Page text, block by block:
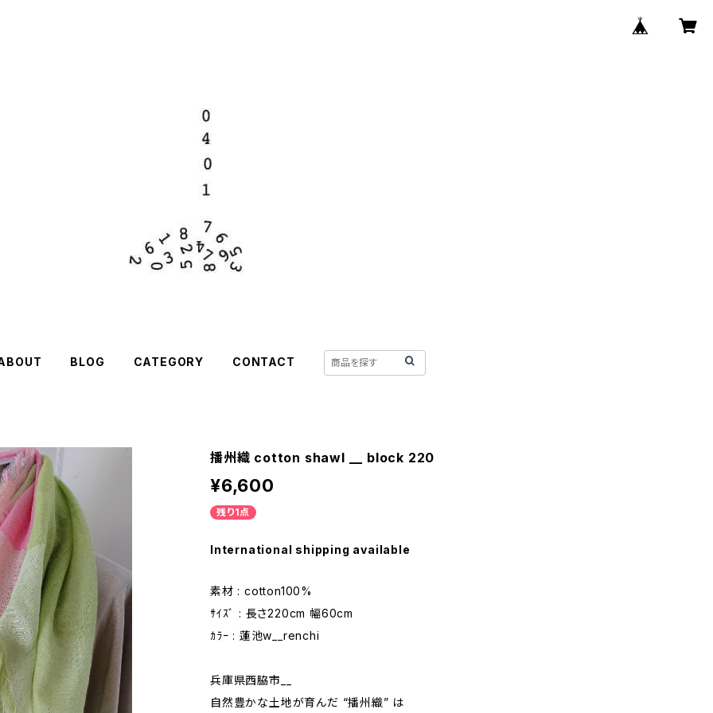
BLOG CATEGORY CONTACT
播州織 cotton shawl __ block 220
¥6,600
残り1点
International shipping available
素材 : cotton100%
ｻｲｽﾞ : 長さ220cm 幅60cm
ｶﾗｰ : 蓮池w__renchi
兵庫県西脇市__
自然豊かな土地が育んだ “播州織” は